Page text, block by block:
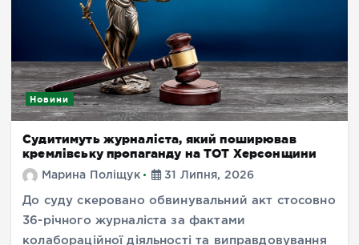
Новини
Судитимуть журналіста, який поширював
кремлівську пропаганду на ТОТ Херсонщини
Марина Поліщук 31 Липня, 2026
До суду скеровано обвинувальний акт стосовно
36-річного журналіста за фактами
колабораційної діяльності та виправдовування